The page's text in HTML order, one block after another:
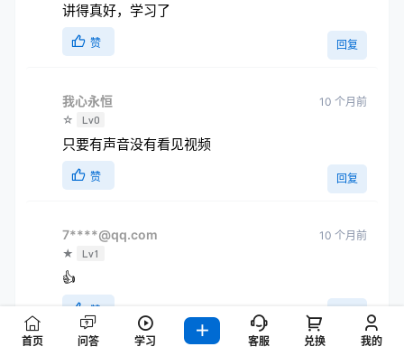
讲得真好，学习了
赞 回复
我心永恒
☆ Lv0
10 个月前
只要有声音没有看见视频
赞 回复
7****@qq.com
★ Lv1
10 个月前
👍
赞
首页 问答 学习 客服 兑换 我的